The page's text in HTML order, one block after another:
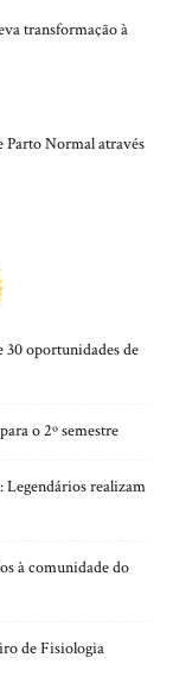
transformação à
Parto Normal através
30 oportunidades de
o 2º semestre
Legendários realizam
à comunidade do
de Fisiologia